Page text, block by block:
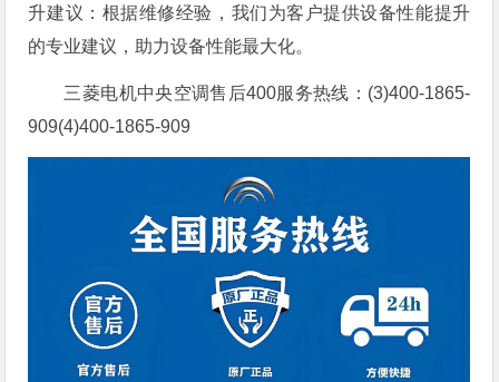
升建议：根据维修经验，我们为客户提供设备性能提升
的专业建议，助力设备性能最大化。
三菱电机中央空调售后400服务热线：(3)400-1865-
909(4)400-1865-909